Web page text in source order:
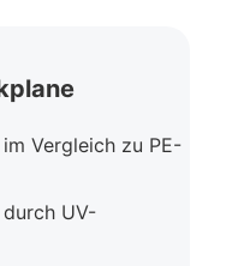
im Vergleich zu PE-
durch UV-